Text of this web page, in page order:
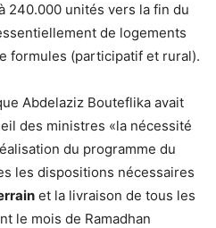
240.000 unités vers la fin du
de logements
formules (participatif et rural).
Abdelaziz Bouteflika avait
des ministres «la nécessité
du programme du
les dispositions nécessaires
et la livraison de tous les
le mois de Ramadhan